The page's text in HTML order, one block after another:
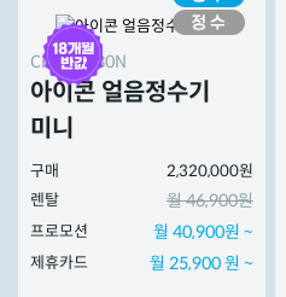
CHPI-7430N
아이콘 얼음정수기
미니
구매
2,320,000원
렌탈
월 46,900원
프로모션 월 40,900원 ~
제휴카드 월 25,900 원 ~